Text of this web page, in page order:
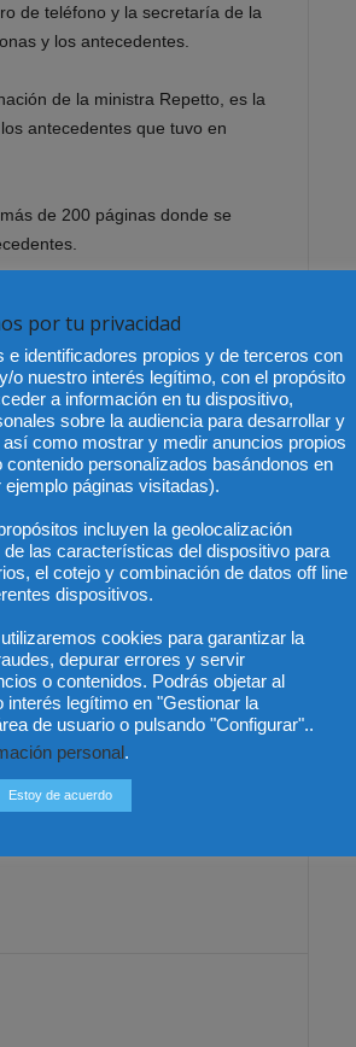
de teléfono y la secretaría de la
y los antecedentes.
de la ministra Repetto, es la
antecedentes que tuvo en
de 200 páginas donde se
de la Corte Suprema que
más relevantes que ha
Civil, Penal, de Familia y
a favor o en contra.
relatores, conservadores y
receptores y archiveros
5 años, sea en la conformación
Igualmente, todos los procesos
Judicial
cinco años en materia
Laboral y Tributaria; copia de sus
o personas que han asesorado
desempeñado en el mismo
de Apelaciones, se pedirá
por tu privacidad
e identificadores propios y de terceros con
o nuestro interés legítimo, con el propósito
a información en tu dispositivo,
sobre la audiencia para desarrollar y
como mostrar y medir anuncios propios
personalizados basándonos en
páginas visitadas).
incluyen la geolocalización
de las características del dispositivo para
el cotejo y combinación de datos off line
dispositivos.
cookies para garantizar la
depurar errores y servir
o contenidos. Podrás objetar al
interés legítimo en "Gestionar la
de usuario o pulsando "Configurar"..
personal.
Estoy de acuerdo